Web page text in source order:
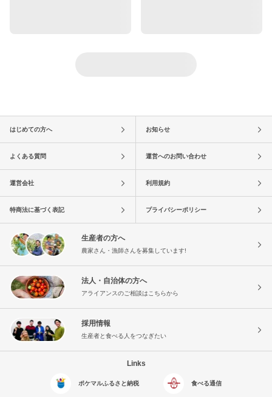
はじめての方へ お知らせ
よくある質問 運営へのお問い合わせ
運営会社 利用規約
特商法に基づく表記 プライバシーポリシー
生産者の方へ
農家さん・漁師さんを募集しています!
法人・自治体の方へ
アライアンスのご相談はこちらから
採用情報
生産者と食べる人をつなぎたい
Links
ポケマルふるさと納税 食べる通信